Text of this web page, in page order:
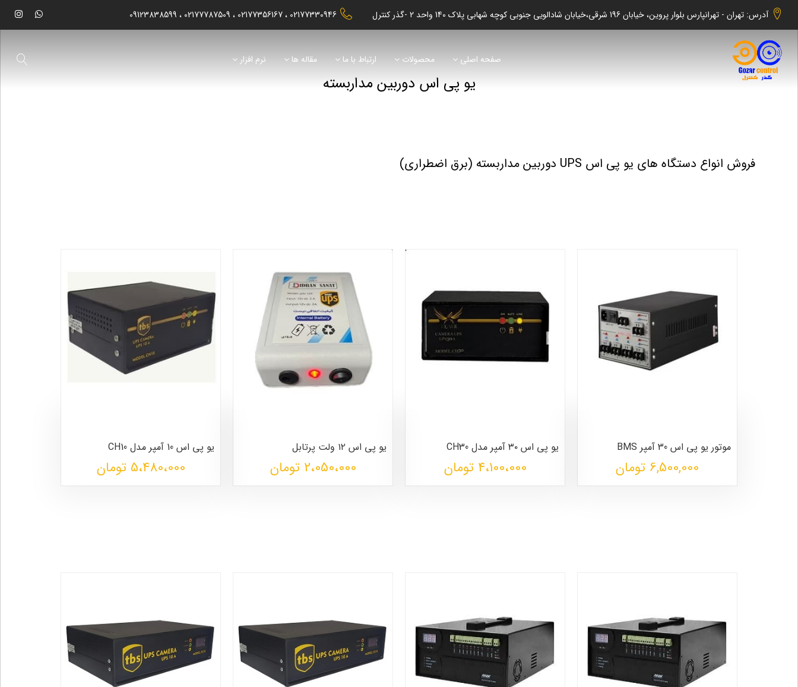
آدرس: تهران - تهرانپارس بلوار پروین، خیابان 196 شرقی،خیابان شادالویی جنوبی کوچه شهابی پلاک 140 واحد 2 -گذر کنترل 02177330946
02177356167
02177787509
09123838599
صفحه اصلی محصولات ارتباط با ما مقاله ها نرم افزار
یو پی اس دوربین مداربسته
فروش انواع دستگاه های یو پی اس UPS دوربین مداربسته (برق اضطراری)
موتور یو پی اس 30 آمپر BMS
6,500,000 تومان
یو پی اس ۳۰ آمپر مدل CH30
4،100،000 تومان
یو پی اس ۱۲ ولت پرتابل
2،050،000 تومان
یو پی اس 10 آمپر مدل CH10
5،480،000 تومان